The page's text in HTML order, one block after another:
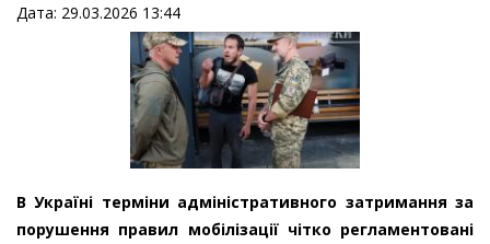
Дата: 29.03.2026 13:44
В Україні терміни адміністративного затримання за
порушення правил мобілізації чітко регламентовані